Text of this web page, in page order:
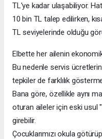
TL'ye kadar ulaşabiliyor.
10 bin TL talep edilirken,
TL seviyelerinde olduğu
Elbette her ailenin ekonomik
Bu nedenle servis
tepkiler de farklılık
Bana göre, özellikle aynı
oturan aileler için eski usul
girebilir.
Çocuklarımızı okula